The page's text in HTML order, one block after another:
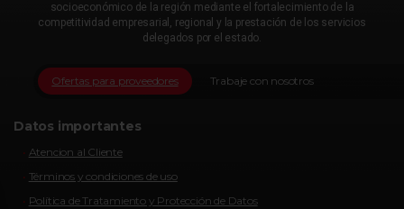
socioeconómico de la región mediante el fortalecimiento de la
competitividad empresarial, regional y la prestación de los servicios
delegados por el estado.
Trabaje con nosotros
Ofertas para proveedores
Datos importantes
Atencion al Cliente
Términos y condiciones de uso
Política de Tratamiento y Protección de Datos